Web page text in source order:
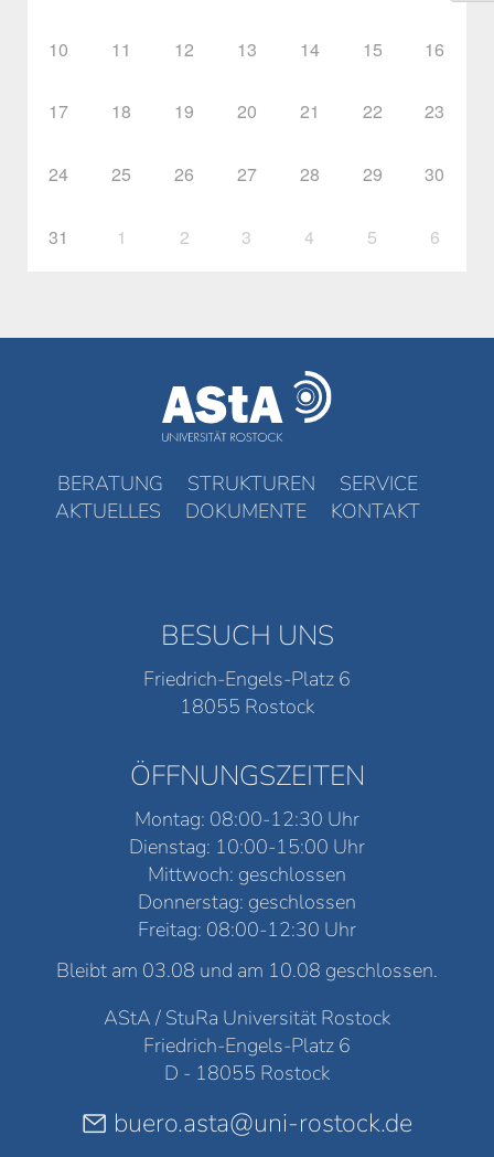
10 11 12 13 14 15 16
17 18 19 20 21 22 23
24 25 26 27 28 29 30
31 1 2 3 4 5 6
BERATUNG STRUKTUREN
SERVICE
AKTUELLES
DOKUMENTE KONTAKT
BESUCH UNS
Friedrich-Engels-Platz 6
18055 Rostock
ÖFFNUNGSZEITEN
Montag: 08:00-12:30 Uhr
Dienstag: 10:00-15:00 Uhr
Mittwoch: geschlossen
Donnerstag: geschlossen
Freitag: 08:00-12:30 Uhr
Bleibt am 03.08 und am 10.08 geschlossen.
AStA / StuRa Universität Rostock
Friedrich-Engels-Platz 6
D - 18055 Rostock
buero.asta@uni-rostock.de